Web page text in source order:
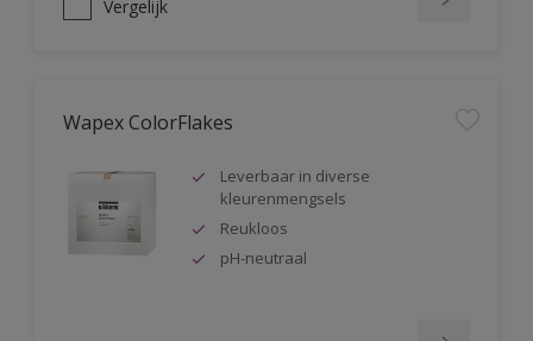
Vergelijk
Wapex ColorFlakes
Leverbaar in diverse
kleurenmengsels
Reukloos
pH-neutraal